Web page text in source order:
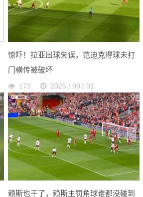
惊吓！拉亚出球失误，范迪克得球未打
门横传被破坏
173 2025 / 09 / 01
赖斯也干了，赖斯主罚角球谁都没碰到